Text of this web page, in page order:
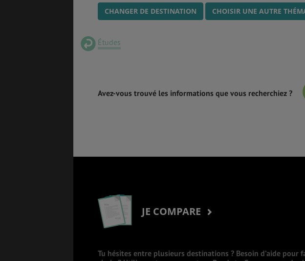
CHANGER DE DESTINATION CHOISIR UNE AUTRE
Études
Avez-vous trouvé les informations que vous recherchiez ?
JE COMPARE
Tu hésites entre plusieurs destinations ? Besoin d’aide pour